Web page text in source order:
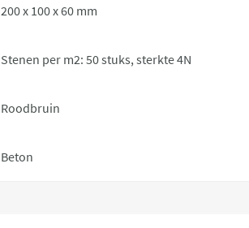
200 x 100 x 60 mm
Stenen per m2: 50 stuks, sterkte 4N
Roodbruin
Beton